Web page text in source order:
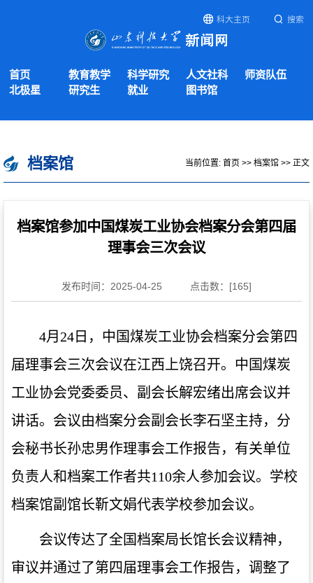
科大主页 搜索
首页 教育教学 科学研究 人文社科
师资队伍
北极星
研究生 就业 图书馆
档案馆 当前位置: 首页 >> 档案馆 >> 正文
档案馆参加中国煤炭工业协会档案分会第四届
理事会三次会议
发布时间：2025-04-25 点击数：[165]
4月24日，中国煤炭工业协会档案分会第四
届理事会三次会议在江西上饶召开。中国煤炭
工业协会党委委员、副会长解宏绪出席会议并
讲话。会议由档案分会副会长李石坚主持，分
会秘书长孙忠男作理事会工作报告，有关单位
负责人和档案工作者共110余人参加会议。学校
档案馆副馆长靳文娟代表学校参加会议。
会议传达了全国档案局长馆长会议精神，
审议并通过了第四届理事会工作报告，调整了